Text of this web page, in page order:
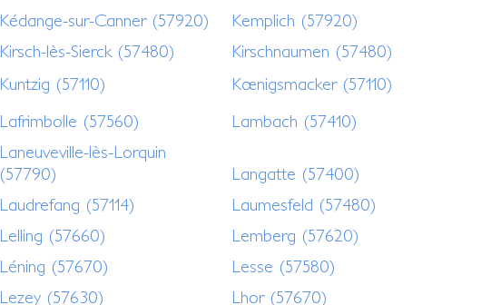
Kédange-sur-Canner (57920)
Kemplich (57920)
Kirsch-lès-Sierck (57480)
Kirschnaumen (57480)
Kuntzig (57110)
Kœnigsmacker (57110)
Lafrimbolle (57560) Lambach (57410)
Laneuveville-lès-Lorquin
(57790)
Langatte (57400)
Laudrefang (57114)
Laumesfeld (57480)
Lelling (57660)
Lemberg (57620)
Léning (57670)
Lesse (57580)
Lezey (57630) Lhor (57670)